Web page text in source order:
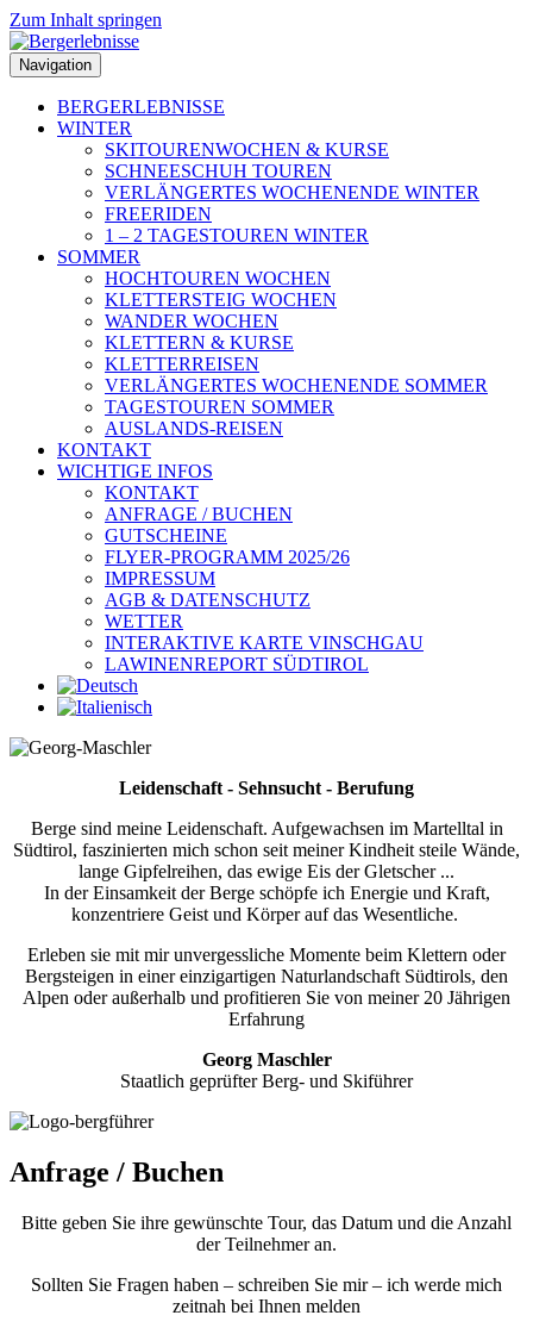
Zum Inhalt springen
Navigation
BERGERLEBNISSE
WINTER
SKITOURENWOCHEN & KURSE
SCHNEESCHUH TOUREN
VERLÄNGERTES WOCHENENDE WINTER
FREERIDEN
1 – 2 TAGESTOUREN WINTER
SOMMER
HOCHTOUREN WOCHEN
KLETTERSTEIG WOCHEN
WANDER WOCHEN
KLETTERN & KURSE
KLETTERREISEN
VERLÄNGERTES WOCHENENDE SOMMER
TAGESTOUREN SOMMER
AUSLANDS-REISEN
KONTAKT
WICHTIGE INFOS
KONTAKT
ANFRAGE / BUCHEN
GUTSCHEINE
FLYER-PROGRAMM 2025/26
IMPRESSUM
AGB & DATENSCHUTZ
WETTER
INTERAKTIVE KARTE VINSCHGAU
LAWINENREPORT SÜDTIROL
Leidenschaft - Sehnsucht - Berufung
Berge sind meine Leidenschaft. Aufgewachsen im Martelltal in
Südtirol, faszinierten mich schon seit meiner Kindheit steile Wände,
lange Gipfelreihen, das ewige Eis der Gletscher ...
In der Einsamkeit der Berge schöpfe ich Energie und Kraft,
konzentriere Geist und Körper auf das Wesentliche.
Erleben sie mit mir unvergessliche Momente beim Klettern oder
Bergsteigen in einer einzigartigen Naturlandschaft Südtirols, den
Alpen oder außerhalb und profitieren Sie von meiner 20 Jährigen
Erfahrung
Georg Maschler
Staatlich geprüfter Berg- und Skiführer
Anfrage / Buchen
Bitte geben Sie ihre gewünschte Tour, das Datum und die Anzahl
der Teilnehmer an.
Sollten Sie Fragen haben – schreiben Sie mir – ich werde mich
zeitnah bei Ihnen melden